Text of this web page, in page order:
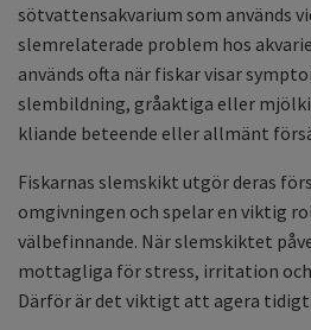
sötvattensakvarium som används
slemrelaterade problem hos
används ofta när fiskar visar
slembildning, gråaktiga eller
kliande beteende eller allmänt
Fiskarnas slemskikt utgör deras
omgivningen och spelar en viktig
välbefinnande. När slemskiktet
mottagliga för stress, irritation
Därför är det viktigt att agera